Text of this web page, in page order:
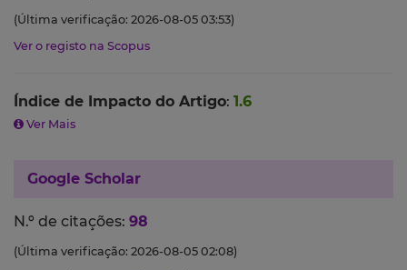
(Última verificação: 2026-08-05 03:53)
Ver o registo na Scopus
Índice de Impacto do Artigo: 1.6
Ver Mais
Google Scholar
N.º de citações: 98
(Última verificação: 2026-08-05 02:08)